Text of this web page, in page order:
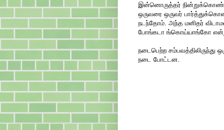
இன்னொருத்தர்
ஒருவரை ஒருவர்
நடந்தோம். அந்த மனிதர்
போங்கடா ங்கொய்யாங்கோ
நடைபெற்ற சம்பவத்திலிருந்து
நடை போட்டன.